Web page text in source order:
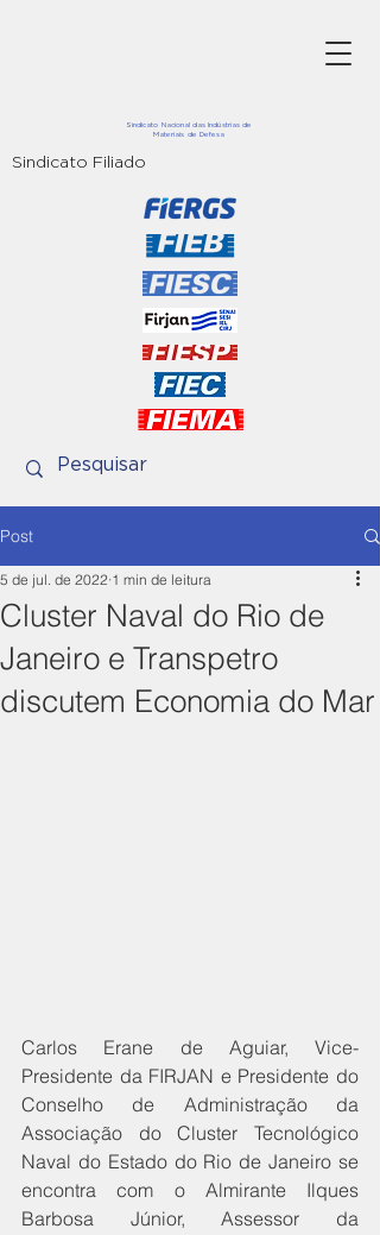
Sindicato Nacional das Indústrias de
Materiais de Defesa
Sindicato Filiado
Post
Cluster Naval do Rio de
Janeiro e Transpetro
discutem Economia do Mar
5 de jul. de 2022 1 min de leitura
Carlos Erane de Aguiar, Vice-
Presidente da FIRJAN e Presidente do
Conselho de Administração da
Associação do Cluster Tecnológico
Naval do Estado do Rio de Janeiro se
encontra com o Almirante Ilques
Barbosa Júnior, Assessor da